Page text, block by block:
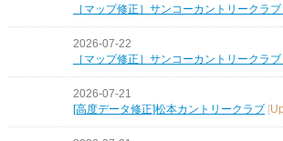
［マップ修正］サンコーカントリークラブ
2026-07-22
［マップ修正］サンコーカントリークラブ
2026-07-21
[高度データ修正]松本カントリークラブ